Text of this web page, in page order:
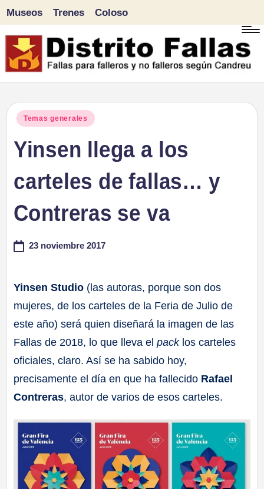
Saltar
al
Museos Trenes Coloso
Publicado
Temas generales
Yinsen llega a los
carteles de fallas… y
Contreras se va
23 noviembre 2017
Yinsen Studio (las autoras, porque son dos
mujeres, de los carteles de la Feria de Julio de
este año) será quien diseñará la imagen de las
Fallas de 2018, lo que lleva elpacklos carteles
oficiales, claro. Así se ha sabido hoy,
precisamente el día en que ha fallecido Rafael
Contreras, autor de varios de esos carteles.